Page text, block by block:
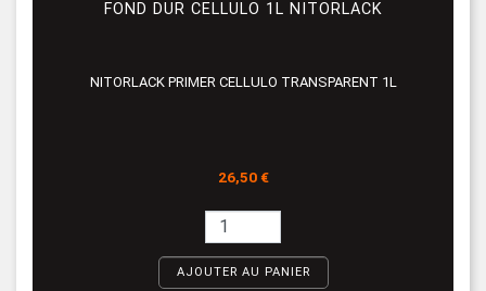
FOND DUR CELLULO 1L NITORLACK
NITORLACK PRIMER CELLULO TRANSPARENT 1L
Prix
26,50 €
AJOUTER AU PANIER